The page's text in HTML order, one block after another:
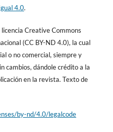
4.0.
Creative Commons
(CC BY-ND 4.0), la cual
o no comercial, siempre y
cambios, dándole crédito a la
en la revista. Texto de
by-nd/4.0/legalcode